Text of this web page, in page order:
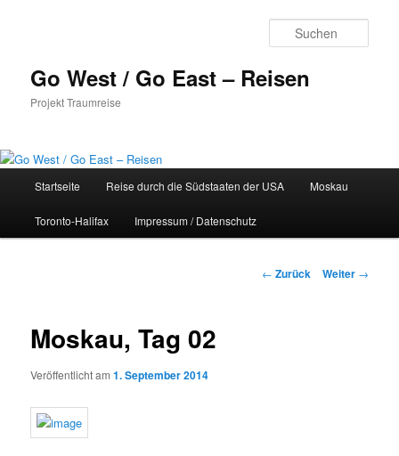
Go West / Go East – Reisen
Projekt Traumreise
Startseite Reise durch die Südstaaten der USA Moskau
Toronto-Halifax Impressum / Datenschutz
Beitragsnavigation
← Zurück Weiter →
Moskau, Tag 02
Veröffentlicht am1. September 2014